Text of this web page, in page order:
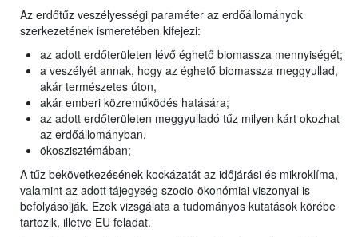
Az erdőtűz veszélyességi paraméter az erdőállományok
szerkezetének ismeretében kifejezi:
az adott erdőterületen lévő éghető biomassza mennyiségét;
a veszélyét annak, hogy az éghető biomassza meggyullad,
akár természetes úton,
akár emberi közreműködés hatására;
az adott erdőterületen meggyulladó tűz milyen kárt okozhat
az erdőállományban,
ökoszisztémában;
A tűz bekövetkezésének kockázatát az időjárási és mikroklíma,
valamint az adott tájegység szocio-ökonómiai viszonyai is
befolyásolják. Ezek vizsgálata a tudományos kutatások körébe
tartozik, illetve EU feladat.